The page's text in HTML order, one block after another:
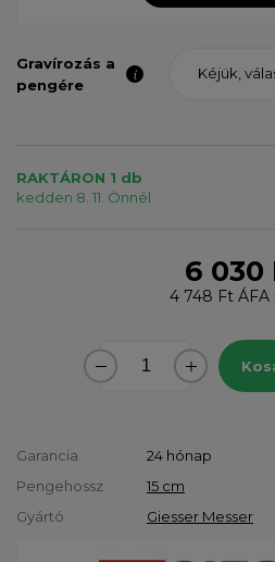
Gravírozás a
pengére
Kéjük,
RAKTÁRON 1 db
kedden 8. 11. Önnél
6 030
4 748 FtÁFA
Garancia
24 hónap
Pengehossz
15 cm
Gyártó
Giesser Messer